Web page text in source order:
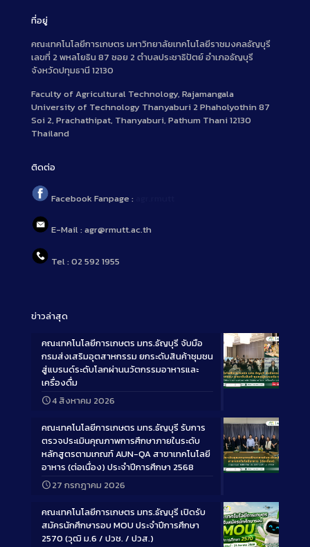
ที่อยู่
คณะเทคโนโลยีการเกษตร มหาวิทยาลัยเทคโนโลยีราชมงคลธัญบุรี
เลขที่ 2 พหลโยธิน 87 ซอย 2 ตำบลประชาธิปัตย์ อำเภอธัญบุรี
จังหวัดปทุมธานี 12130
Faculty of Agricultural Technology, Rajamangala
University of Technology Thanyaburi 2 Phaholyothin 87
Soi 2, Prachathipat, Thanyaburi, Pathum Thani 12130
Thailand
ติดต่อ
Facebook Fanpage :
E-Mail : agr@rmutt.ac.th
Tel : 02 592 1955
ข่าวล่าสุด
Long
คณะเทคโนโลยีการเกษตร มทร.ธัญบุรี จับมือ
กรมส่งเสริมอุตสาหกรรม ยกระดับสินค้าชุมชน
สู่แบรนด์ระดับโลกผ่านนวัตกรรมอาหารและ
เครื่องดื่ม
4 สิงหาคม 2026
Long
คณะเทคโนโลยีการเกษตร มทร.ธัญบุรี รับการ
ตรวจประเมินคุณภาพการศึกษาภายในระดับ
หลักสูตรตามเกณฑ์ AUN-QA สาขาเทคโนโลยี
อาหาร (ต่อเนื่อง) ประจำปีการศึกษา 2568
27 กรกฎาคม 2026
คณะเทคโนโลยีการเกษตร มทร.ธัญบุรี เปิดรับ
สมัครนักศึกษารอบ MOU ประจำปีการศึกษา
2570 (วุฒิ ม.6 / ปวช. / ปวส.)